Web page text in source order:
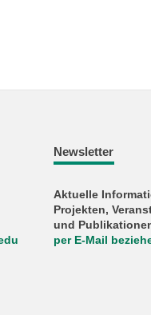
Newsletter
Aktuelle
Projekten,
und
per E-Mail